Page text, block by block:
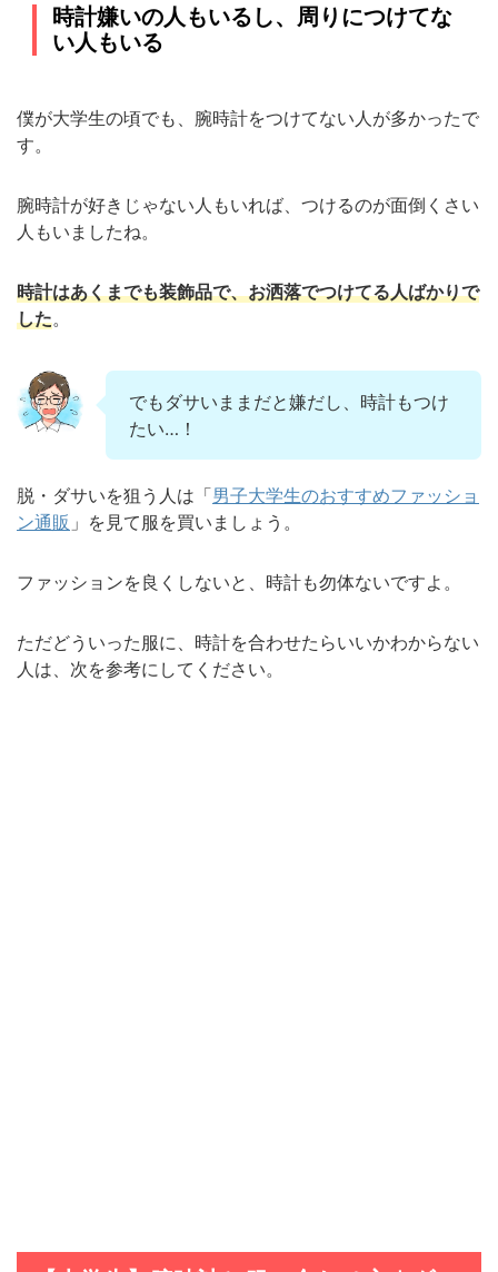
時計嫌いの人もいるし、周りにつけてな
い人もいる
僕が大学生の頃でも、腕時計をつけてない人が多かったで
す。
腕時計が好きじゃない人もいれば、つけるのが面倒くさい
人もいましたね。
時計はあくまでも装飾品で、お洒落でつけてる人ばかりで
した。
でもダサいままだと嫌だし、時計もつけ
たい…！
脱・ダサいを狙う人は「男子大学生のおすすめファッショ
ン通販 」を見て服を買いましょう。
ファッションを良くしないと、時計も勿体ないですよ。
ただどういった服に、時計を合わせたらいいかわからない
人は、次を参考にしてください。